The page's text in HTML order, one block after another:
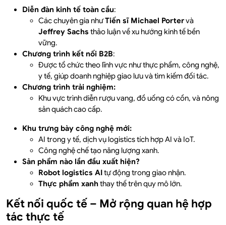
Diễn đàn kinh tế toàn cầu:
Các chuyên gia nhưTiến sĩ Michael Portervà
Jeffrey Sachs thảo luận về xu hướng kinh tế bền
vững.
Chương trình kết nối B2B:
Được tổ chức theo lĩnh vực như thực phẩm, công nghệ,
y tế, giúp doanh nghiệp giao lưu và tìm kiếm đối tác.
Chương trình trải nghiệm:
Khu vực trình diễn rượu vang, đồ uống có cồn, và nông
sản quách cao cấp.
Khu trưng bày công nghệ mới:
AI trong y tế, dịch vụ logistics tích hợp AI và IoT.
Công nghệ chế tạo năng lượng xanh.
Sản phẩm nào lần đầu xuất hiện?
Robot logistics AItự động trong giao nhận.
Thực phẩm xanhthay thế trên quy mô lớn.
Kết nối quốc tế – Mở rộng quan hệ hợp
tác thực tế